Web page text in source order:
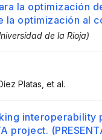
la optimización
la optimización al
de la Rioja)
Platas , et al.
interoperability
project.